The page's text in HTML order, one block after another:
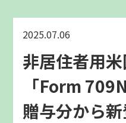
2025.07.06
非居住者用
「Form
贈与分から